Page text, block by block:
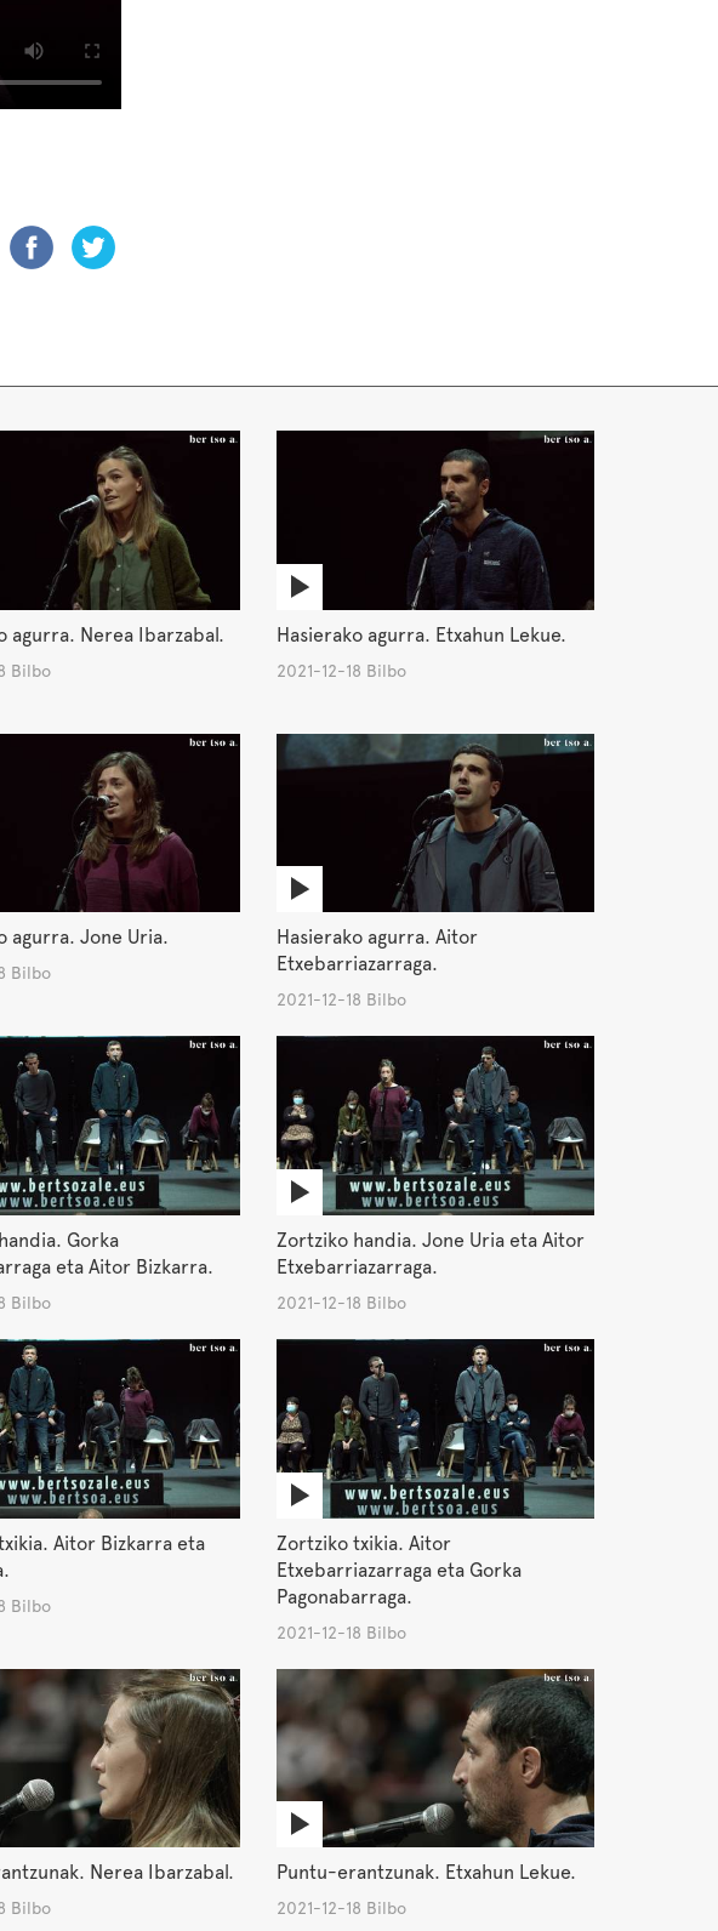
agurra. Nerea Ibarzabal.
Bilbo
Hasierako agurra. Etxahun Lekue.
2021-12-18 Bilbo
agurra. Jone Uria.
Bilbo
Hasierako agurra. Aitor
Etxebarriazarraga.
2021-12-18 Bilbo
Gorka
eta Aitor Bizkarra.
Bilbo
Zortziko handia. Jone Uria eta Aitor
Etxebarriazarraga.
2021-12-18 Bilbo
Aitor Bizkarra eta
Bilbo
Zortziko txikia. Aitor
Etxebarriazarraga eta Gorka
Pagonabarraga.
2021-12-18 Bilbo
Nerea Ibarzabal.
Bilbo
Puntu-erantzunak. Etxahun Lekue.
2021-12-18 Bilbo